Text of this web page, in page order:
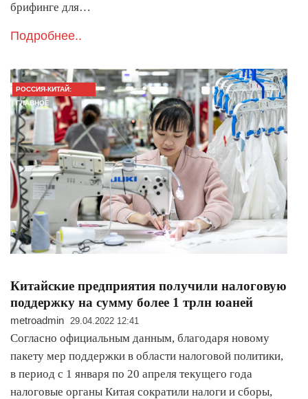
брифинге для…
Подробнее..
РОССИЯ-КИТАЙ:
ГЛАВНОЕ
Китайские предприятия получили налоговую
поддержку на сумму более 1 трлн юаней
metroadmin 29.04.2022 12:41
Согласно официальным данным, благодаря новому
пакету мер поддержки в области налоговой политики,
в период с 1 января по 20 апреля текущего года
налоговые органы Китая сократили налоги и сборы,